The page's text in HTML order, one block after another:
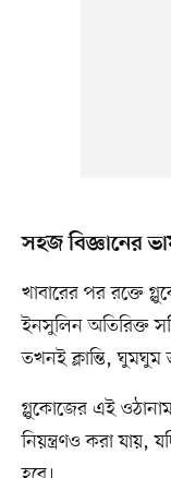
সহজ বিজ্ঞানের
খাবারের পর রক্তে
ইনসুলিন অতিরিক্ত
তখনই ক্লান্তি, ঘুমঘুম
গ্লুকোজের এই
নিয়ন্ত্রণও করা